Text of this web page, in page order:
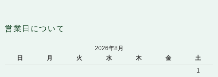
営業日について
2026年8月
日
月 火 水 木 金
土
1